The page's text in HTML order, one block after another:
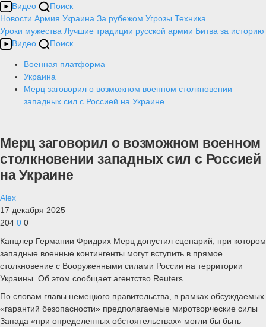
Видео
Поиск
Новости Армия Украина За рубежом Угрозы Техника
Уроки мужества Лучшие традиции русской армии Битва за историю
Видео
Поиск
Военная платформа
Украина
Мерц заговорил о возможном военном столкновении
западных сил с Россией на Украине
Мерц заговорил о возможном военном
столкновении западных сил с Россией
на Украине
Alex
17 декабря 2025
204 0 0
Канцлер Германии Фридрих Мерц допустил сценарий, при котором
западные военные контингенты могут вступить в прямое
столкновение с Вооруженными силами России на территории
Украины. Об этом сообщает агентство Reuters.
По словам главы немецкого правительства, в рамках обсуждаемых
«гарантий безопасности» предполагаемые миротворческие силы
Запада «при определенных обстоятельствах» могли бы быть